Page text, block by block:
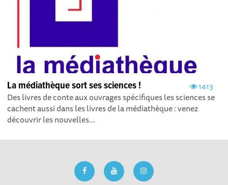
1413
La médiathèque sort ses sciences !
Des livres de conte aux ouvrages spécifiques les sciences se
cachent aussi dans les livres de la médiathèque : venez
découvrir les nouvelles...